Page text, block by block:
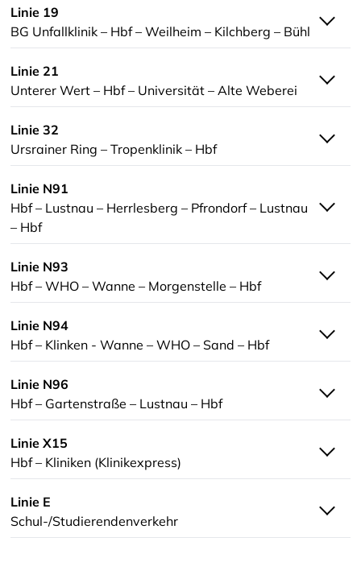
Linie 19
BG Unfallklinik – Hbf – Weilheim – Kilchberg – Bühl
Linie 21
Unterer Wert – Hbf – Universität – Alte Weberei
Linie 32
Ursrainer Ring – Tropenklinik – Hbf
Linie N91
Hbf – Lustnau – Herrlesberg – Pfrondorf – Lustnau
– Hbf
Linie N93
Hbf – WHO – Wanne – Morgenstelle – Hbf
Linie N94
Hbf – Klinken - Wanne – WHO – Sand – Hbf
Linie N96
Hbf – Gartenstraße – Lustnau – Hbf
Linie X15
Hbf – Kliniken (Klinikexpress)
Linie E
Schul-/Studierendenverkehr